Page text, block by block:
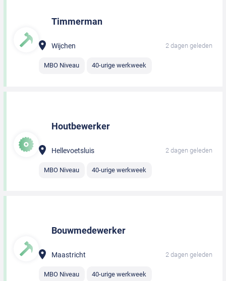
Timmerman
Wijchen 2 dagen geleden
MBO Niveau 40-urige werkweek
Houtbewerker
Hellevoetsluis 2 dagen geleden
MBO Niveau 40-urige werkweek
Bouwmedewerker
Maastricht 2 dagen geleden
MBO Niveau 40-urige werkweek